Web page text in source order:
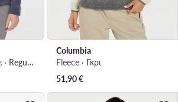
Fleece · Σκούρο μπλε · Regular Fit
Columbia
Fleece · Γκρι
51,90€